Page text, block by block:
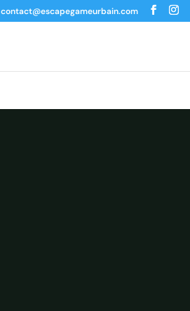
contact@escapegameurbain.com